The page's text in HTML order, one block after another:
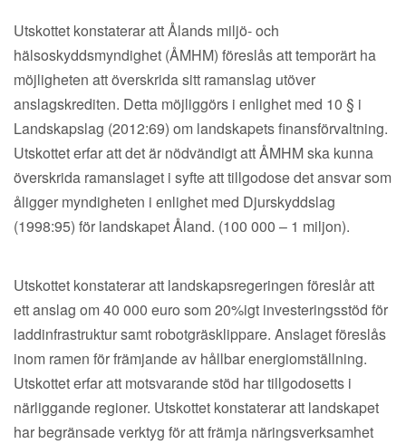
Utskottet konstaterar att Ålands miljö- och
hälsoskyddsmyndighet (ÅMHM) föreslås att temporärt ha
möjligheten att överskrida sitt ramanslag utöver
anslagskrediten. Detta möjliggörs i enlighet med 10 § i
Landskapslag (2012:69) om landskapets finansförvaltning.
Utskottet erfar att det är nödvändigt att ÅMHM ska kunna
överskrida ramanslaget i syfte att tillgodose det ansvar som
åligger myndigheten i enlighet med Djurskyddslag
(1998:95) för landskapet Åland. (100 000 – 1 miljon).
Utskottet konstaterar att landskapsregeringen föreslår att
ett anslag om 40 000 euro som 20%igt investeringsstöd för
laddinfrastruktur samt robotgräsklippare. Anslaget föreslås
inom ramen för främjande av hållbar energiomställning.
Utskottet erfar att motsvarande stöd har tillgodosetts i
närliggande regioner. Utskottet konstaterar att landskapet
har begränsade verktyg för att främja näringsverksamhet